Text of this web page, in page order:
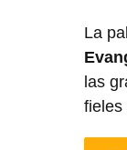
La
las
fieles